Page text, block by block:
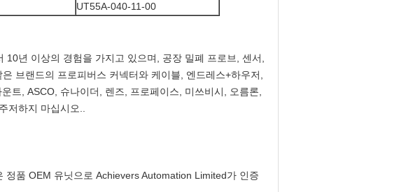
UT55A-040-11-00
년 이상의 경험을 가지고 있으며, 공장 밀폐 프로브, 센서,
브랜드의 프로피버스 커넥터와 케이블, 엔드레스+하우저,
트, ASCO, 슈나이더, 렌즈, 프로페이스, 미쓰비시, 오름론,
저하지 마십시오..
품 OEM 유닛으로 Achievers Automation Limited가 인증